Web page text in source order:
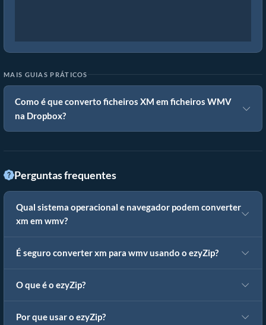
MAIS GUIAS PRÁTICOS
Como é que converto ficheiros XM em ficheiros WMV
na Dropbox?
Perguntas frequentes
Qual sistema operacional e navegador podem converter
xm em wmv?
É seguro converter xm para wmv usando o ezyZip?
O que é o ezyZip?
Por que usar o ezyZip?